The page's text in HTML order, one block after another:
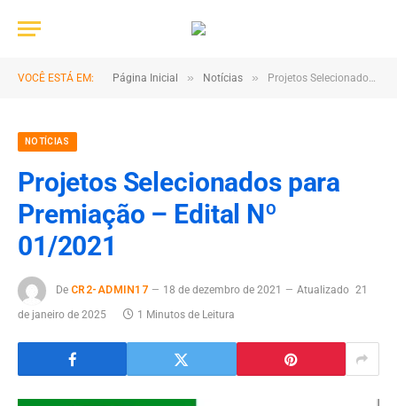
VOCÊ ESTÁ EM: Página Inicial » Notícias » Projetos Selecionados para Premiação – Edital Nº 01/2021
NOTÍCIAS
Projetos Selecionados para
Premiação – Edital Nº
01/2021
De CR2-ADMIN17 18 de dezembro de 2021 Atualizado 21
de janeiro de 2025
1 Minutos de Leitura